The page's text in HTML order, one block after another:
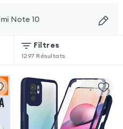
Note 10
Filtres
1297 Résultats